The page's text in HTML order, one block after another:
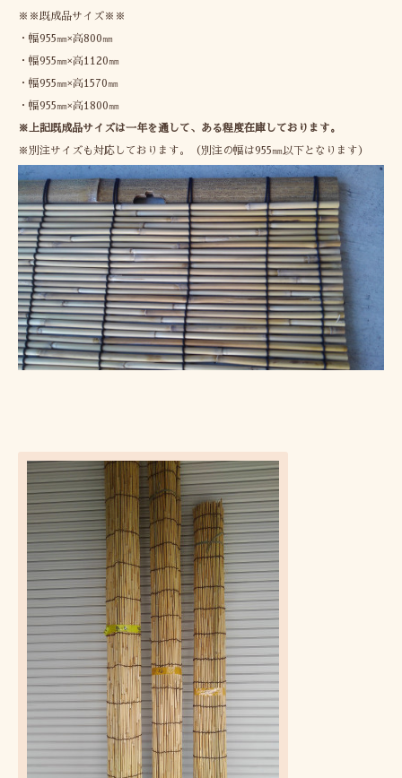
※※既成品サイズ※※
・幅955㎜×高800㎜
・幅955㎜×高1120㎜
・幅955㎜×高1570㎜
・幅955㎜×高1800㎜
※上記既成品サイズは一年を通して、ある程度在庫しております。
※別注サイズも対応しております。（別注の幅は955㎜以下となります）